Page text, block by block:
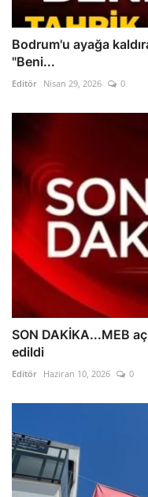
Bodrum'u ayağa
"Beni...
Editör Nisan 29, 2026 0
SON DAKİKA...MEB
edildi
Editör Haziran 10, 2026 0